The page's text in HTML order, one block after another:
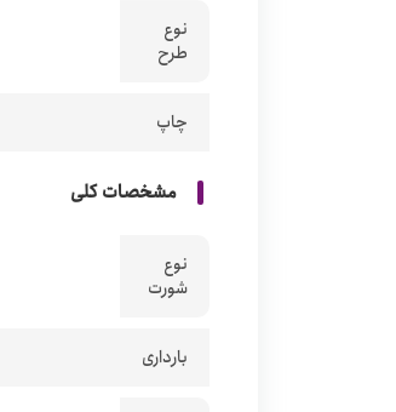
نوع
طرح
چاپ
مشخصات کلی
نوع
شورت
بارداری